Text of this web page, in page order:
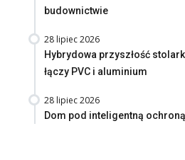
budownictwie
28 lipiec 2026
Hybrydowa przyszłość
łączy PVC i aluminium
28 lipiec 2026
Dom pod inteligentną